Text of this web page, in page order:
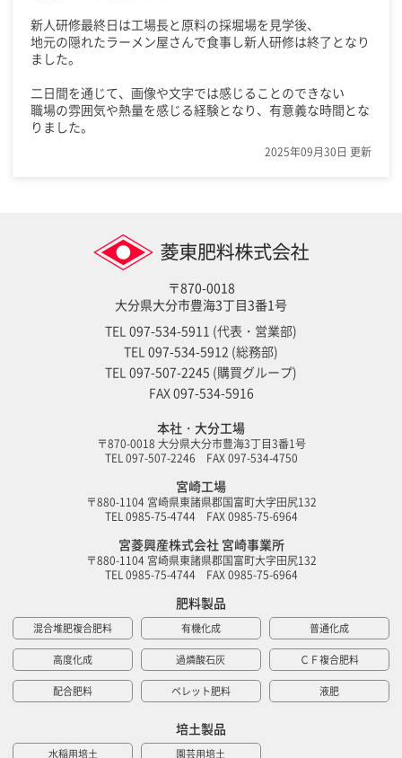
新人研修最終日は工場長と原料の採堀場を見学後、
地元の隠れたラーメン屋さんで食事し新人研修は終了となり
ました。
二日間を通じて、画像や文字では感じることのできない
職場の雰囲気や熱量を感じる経験となり、有意義な時間とな
りました。
2025年09月30日 更新
〒870-0018
大分県大分市豊海3丁目3番1号
TEL 097-534-5911 (代表・営業部)
TEL 097-534-5912 (総務部)
TEL 097-507-2245 (購買グループ)
FAX 097-534-5916
本社・大分工場
〒870-0018 大分県大分市豊海3丁目3番1号
TEL 097-507-2246 FAX 097-534-4750
宮崎工場
〒880-1104 宮崎県東諸県郡国富町大字田尻132
TEL 0985-75-4744 FAX 0985-75-6964
宮菱興産株式会社 宮崎事業所
〒880-1104 宮崎県東諸県郡国富町大字田尻132
TEL 0985-75-4744 FAX 0985-75-6964
肥料製品
混合堆肥複合肥料 有機化成 普通化成
高度化成 過燐酸石灰 ＣＦ複合肥料
配合肥料 ペレット肥料 液肥
培土製品
水稲用培土 園芸用培土